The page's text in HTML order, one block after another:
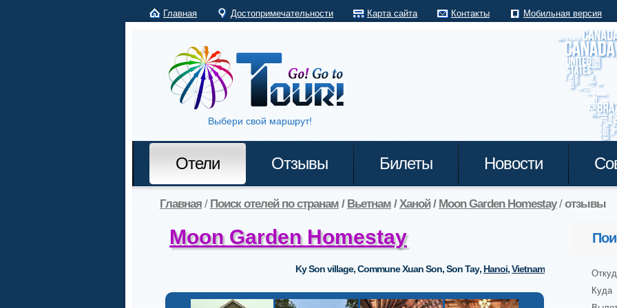
Главная Достопримечательности Карта сайта Контакты Мобильная версия
Выбери свой маршрут!
Отели Отзывы Билеты Новости
Главная / Поиск отелей по странам / Вьетнам /Ханой/ Moon Garden Homestay/отзывы
Moon Garden Homestay
Ky Son village, Commune Xuan Son, Son Tay, Hanoi,Vietnam
Куда